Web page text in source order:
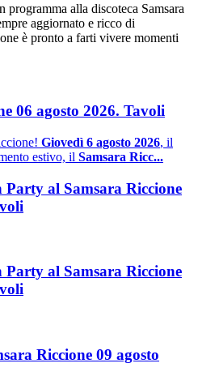
alla discoteca Samsara
aggiornato e ricco di
è pronto a farti vivere momenti
06 agosto 2026. Tavoli
Giovedì 6 agosto 2026, il
estivo, il Samsara Ricc...
al Samsara Riccione
al Samsara Riccione
Riccione 09 agosto